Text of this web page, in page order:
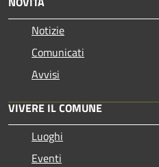
Notizie
Comunicati
Avvisi
VIVERE IL COMUNE
Luoghi
Eventi